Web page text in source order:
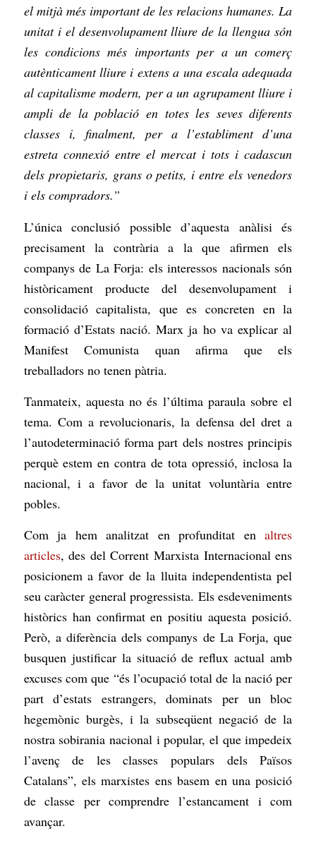
el mitjà més important de les relacions humanes. La
unitat i el desenvolupament lliure de la llengua són
les condicions més importants per a un comerç
autènticament lliure i extens a una escala adequada
al capitalisme modern, per a un agrupament lliure i
ampli de la població en totes les seves diferents
classes i, finalment, per a l’establiment d’una
estreta connexió entre el mercat i tots i cadascun
dels propietaris, grans o petits, i entre els venedors
i els compradors.”
L’única conclusió possible d’aquesta anàlisi és
precisament la contrària a la que afirmen els
companys de La Forja: els interessos nacionals són
històricament producte del desenvolupament i
consolidació capitalista, que es concreten en la
formació d’Estats nació. Marx ja ho va explicar al
Manifest Comunista quan afirma que els
treballadors no tenen pàtria.
Tanmateix, aquesta no és l’última paraula sobre el
tema. Com a revolucionaris, la defensa del dret a
l’autodeterminació forma part dels nostres principis
perquè estem en contra de tota opressió, inclosa la
nacional, i a favor de la unitat voluntària entre
pobles.
Com ja hem analitzat en profunditat enaltres
articles, des del Corrent Marxista Internacional ens
posicionem a favor de la lluita independentista pel
seu caràcter general progressista. Els esdeveniments
històrics han confirmat en positiu aquesta posició.
Però, a diferència dels companys de La Forja, que
busquen justificar la situació de reflux actual amb
excuses com que “és l’ocupació total de la nació per
part d’estats estrangers, dominats per un bloc
hegemònic burgès, i la subseqüent negació de la
nostra sobirania nacional i popular, el que impedeix
l’avenç de les classes populars dels Països
Catalans”, els marxistes ens basem en una posició
de classe per comprendre l’estancament i com
avançar.